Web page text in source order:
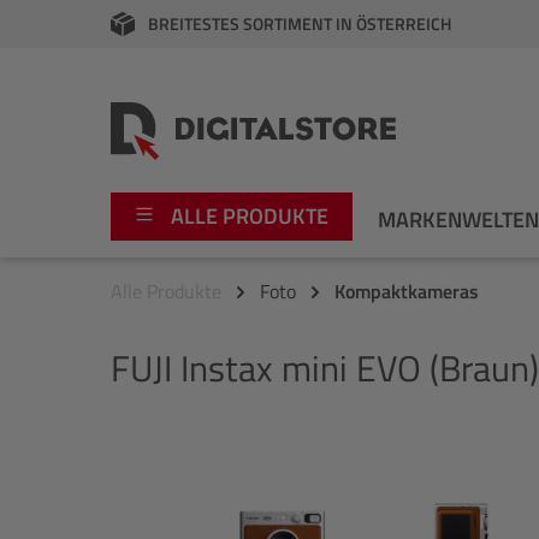
Zur Hauptnavigation springen
BREITESTES SORTIMENT IN ÖSTERREICH
ALLE PRODUKTE MARKENWELTEN
Video
Fujifilm
Alle Produkte Foto Kompaktkameras
FUJI Instax mini EVO (Braun)